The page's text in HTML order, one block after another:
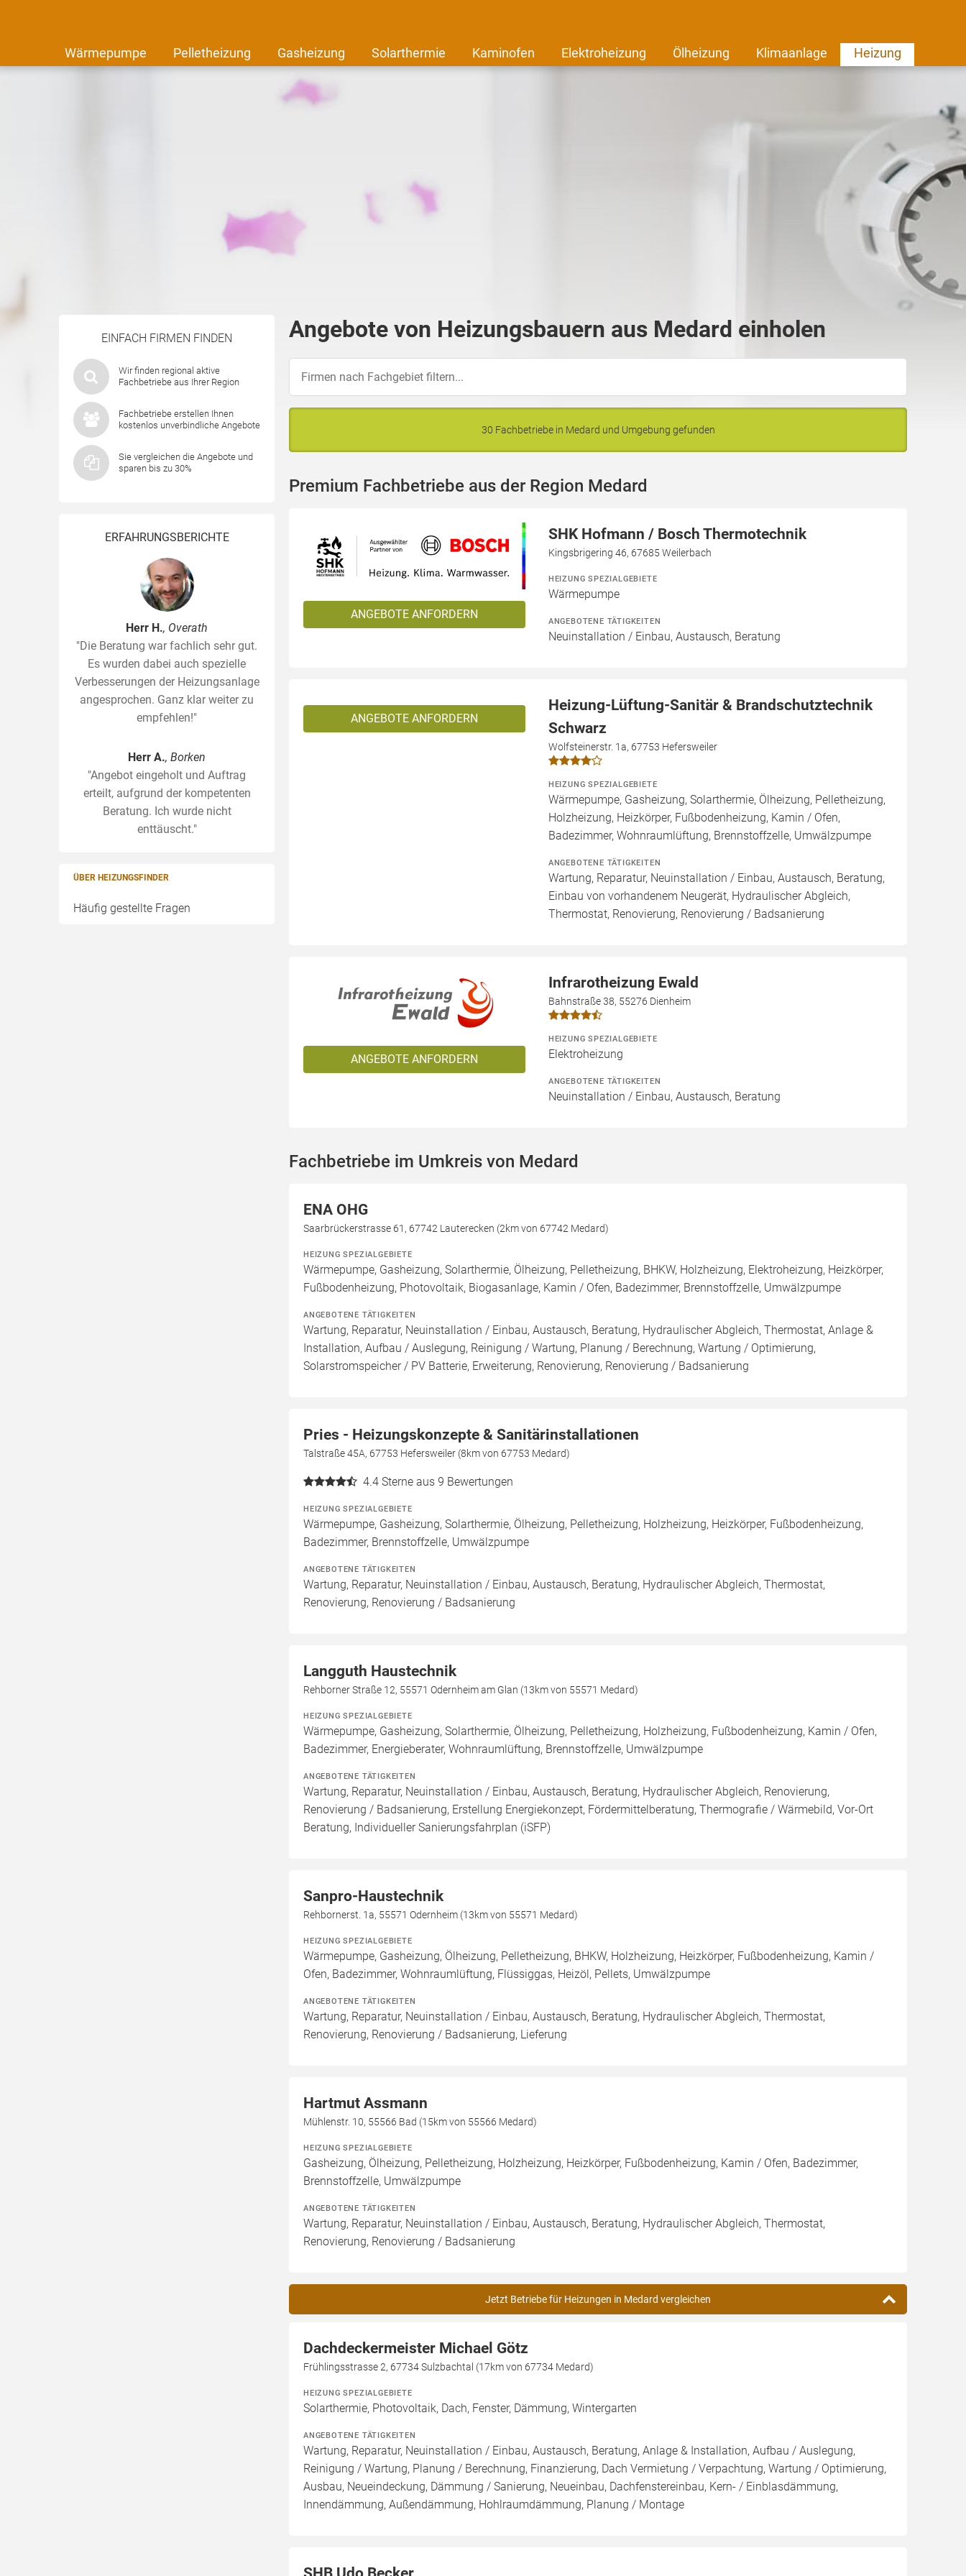
Wärmepumpe Pelletheizung Gasheizung Solarthermie Kaminofen Elektroheizung Ölheizung Klimaanlage Heizung
EINFACH FIRMEN FINDEN
Wir finden regional aktive
Fachbetriebe aus Ihrer Region
Fachbetriebe erstellen Ihnen
kostenlos unverbindliche Angebote
Sie vergleichen die Angebote und
sparen bis zu 30%
ERFAHRUNGSBERICHTE
Herr H., Overath
"Die Beratung war fachlich sehr gut.
Es wurden dabei auch spezielle
Verbesserungen der Heizungsanlage
angesprochen. Ganz klar weiter zu
empfehlen!"
Herr A., Borken
"Angebot eingeholt und Auftrag
erteilt, aufgrund der kompetenten
Beratung. Ich wurde nicht
enttäuscht."
ÜBER HEIZUNGSFINDER
Häufig gestellte Fragen
Angebote von Heizungsbauern aus Medard einholen
30 Fachbetriebe in Medard und Umgebung gefunden
Premium Fachbetriebe aus der Region Medard
ANGEBOTE ANFORDERN
SHK Hofmann / Bosch Thermotechnik
Kingsbrigering 46, 67685 Weilerbach
HEIZUNG SPEZIALGEBIETE
Wärmepumpe
ANGEBOTENE TÄTIGKEITEN
Neuinstallation / Einbau, Austausch, Beratung
ANGEBOTE ANFORDERN
Heizung-Lüftung-Sanitär & Brandschutztechnik
Schwarz
Wolfsteinerstr. 1a, 67753 Hefersweiler
HEIZUNG SPEZIALGEBIETE
Wärmepumpe, Gasheizung, Solarthermie, Ölheizung, Pelletheizung,
Holzheizung, Heizkörper, Fußbodenheizung, Kamin / Ofen,
Badezimmer, Wohnraumlüftung, Brennstoffzelle, Umwälzpumpe
ANGEBOTENE TÄTIGKEITEN
Wartung, Reparatur, Neuinstallation / Einbau, Austausch, Beratung,
Einbau von vorhandenem Neugerät, Hydraulischer Abgleich,
Thermostat, Renovierung, Renovierung / Badsanierung
ANGEBOTE ANFORDERN
Infrarotheizung Ewald
Bahnstraße 38, 55276 Dienheim
HEIZUNG SPEZIALGEBIETE
Elektroheizung
ANGEBOTENE TÄTIGKEITEN
Neuinstallation / Einbau, Austausch, Beratung
Fachbetriebe im Umkreis von Medard
ENA OHG
Saarbrückerstrasse 61, 67742 Lauterecken (2km von 67742 Medard)
HEIZUNG SPEZIALGEBIETE
Wärmepumpe, Gasheizung, Solarthermie, Ölheizung, Pelletheizung, BHKW, Holzheizung, Elektroheizung, Heizkörper,
Fußbodenheizung, Photovoltaik, Biogasanlage, Kamin / Ofen, Badezimmer, Brennstoffzelle, Umwälzpumpe
ANGEBOTENE TÄTIGKEITEN
Wartung, Reparatur, Neuinstallation / Einbau, Austausch, Beratung, Hydraulischer Abgleich, Thermostat, Anlage &
Installation, Aufbau / Auslegung, Reinigung / Wartung, Planung / Berechnung, Wartung / Optimierung,
Solarstromspeicher / PV Batterie, Erweiterung, Renovierung, Renovierung / Badsanierung
Pries - Heizungskonzepte & Sanitärinstallationen
Talstraße 45A, 67753 Hefersweiler (8km von 67753 Medard)
4.4 Sterne aus 9 Bewertungen
HEIZUNG SPEZIALGEBIETE
Wärmepumpe, Gasheizung, Solarthermie, Ölheizung, Pelletheizung, Holzheizung, Heizkörper, Fußbodenheizung,
Badezimmer, Brennstoffzelle, Umwälzpumpe
ANGEBOTENE TÄTIGKEITEN
Wartung, Reparatur, Neuinstallation / Einbau, Austausch, Beratung, Hydraulischer Abgleich, Thermostat,
Renovierung, Renovierung / Badsanierung
Langguth Haustechnik
Rehborner Straße 12, 55571 Odernheim am Glan (13km von 55571 Medard)
HEIZUNG SPEZIALGEBIETE
Wärmepumpe, Gasheizung, Solarthermie, Ölheizung, Pelletheizung, Holzheizung, Fußbodenheizung, Kamin / Ofen,
Badezimmer, Energieberater, Wohnraumlüftung, Brennstoffzelle, Umwälzpumpe
ANGEBOTENE TÄTIGKEITEN
Wartung, Reparatur, Neuinstallation / Einbau, Austausch, Beratung, Hydraulischer Abgleich, Renovierung,
Renovierung / Badsanierung, Erstellung Energiekonzept, Fördermittelberatung, Thermografie / Wärmebild, Vor-Ort
Beratung, Individueller Sanierungsfahrplan (iSFP)
Sanpro-Haustechnik
Rehbornerst. 1a, 55571 Odernheim (13km von 55571 Medard)
HEIZUNG SPEZIALGEBIETE
Wärmepumpe, Gasheizung, Ölheizung, Pelletheizung, BHKW, Holzheizung, Heizkörper, Fußbodenheizung, Kamin /
Ofen, Badezimmer, Wohnraumlüftung, Flüssiggas, Heizöl, Pellets, Umwälzpumpe
ANGEBOTENE TÄTIGKEITEN
Wartung, Reparatur, Neuinstallation / Einbau, Austausch, Beratung, Hydraulischer Abgleich, Thermostat,
Renovierung, Renovierung / Badsanierung, Lieferung
Hartmut Assmann
Mühlenstr. 10, 55566 Bad (15km von 55566 Medard)
HEIZUNG SPEZIALGEBIETE
Gasheizung, Ölheizung, Pelletheizung, Holzheizung, Heizkörper, Fußbodenheizung, Kamin / Ofen, Badezimmer,
Brennstoffzelle, Umwälzpumpe
ANGEBOTENE TÄTIGKEITEN
Wartung, Reparatur, Neuinstallation / Einbau, Austausch, Beratung, Hydraulischer Abgleich, Thermostat,
Renovierung, Renovierung / Badsanierung
Jetzt Betriebe für Heizungen in Medard vergleichen
Dachdeckermeister Michael Götz
Frühlingsstrasse 2, 67734 Sulzbachtal (17km von 67734 Medard)
HEIZUNG SPEZIALGEBIETE
Solarthermie, Photovoltaik, Dach, Fenster, Dämmung, Wintergarten
ANGEBOTENE TÄTIGKEITEN
Wartung, Reparatur, Neuinstallation / Einbau, Austausch, Beratung, Anlage & Installation, Aufbau / Auslegung,
Reinigung / Wartung, Planung / Berechnung, Finanzierung, Dach Vermietung / Verpachtung, Wartung / Optimierung,
Ausbau, Neueindeckung, Dämmung / Sanierung, Neueinbau, Dachfenstereinbau, Kern- / Einblasdämmung,
Innendämmung, Außendämmung, Hohlraumdämmung, Planung / Montage